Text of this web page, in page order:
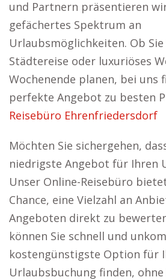
und Partnern präsentieren
gefächertes Spektrum an
Urlaubsmöglichkeiten. Ob
Städtereise oder luxuriöses
Wochenende planen, bei uns
perfekte Angebot zu besten
Reisebüro Ehrenfriedersdorf
Möchten Sie sichergehen,
niedrigste Angebot für Ihren
Unser Online-Reisebüro
Chance, eine Vielzahl an
Angeboten direkt zu
können Sie schnell und
kostengünstigste Option für
Urlaubsbuchung finden,